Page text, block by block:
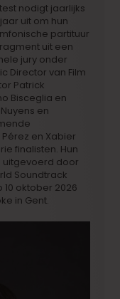
nodigt jaarlijks
uit om hun
partituur
uit een
jury onder
Director van Film
Patrick
Bisceglia en
en
en Xabier
finalisten. Hun
uitgevoerd door
Soundtrack
oktober 2026
in Gent.